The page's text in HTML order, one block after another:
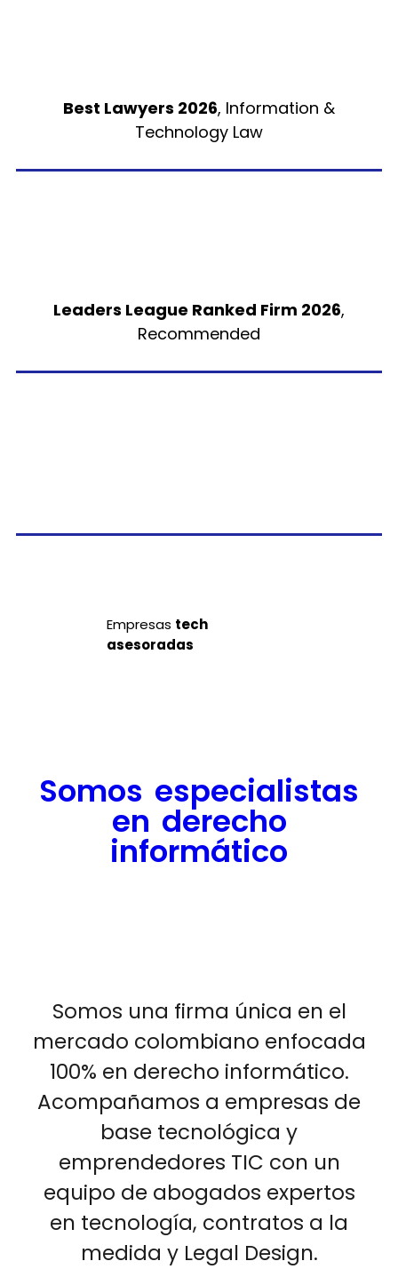
Best Lawyers 2026, Information &
Technology Law
Leaders League Ranked Firm 2026,
Recommended
Empresas tech
asesoradas
Somos especialistas
en derecho
informático
Somos una firma única en el
mercado colombiano enfocada
100% en derecho informático.
Acompañamos a empresas de
base tecnológica y
emprendedores TIC con un
equipo de abogados expertos
en tecnología, contratos a la
medida y Legal Design.